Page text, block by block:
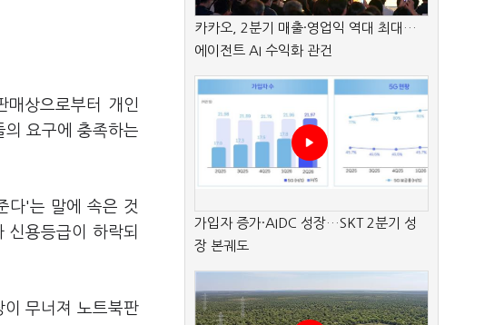
매상으로부터 개인
요구에 충족하는
다'는 말에 속은 것
용등급이 하락되
무너져 노트북판
카카오, 2분기 매출·영업익 역대 최대…
에이전트 AI 수익화 관건
가입자 증가·AIDC 성장…SKT 2분기 성
장 본궤도